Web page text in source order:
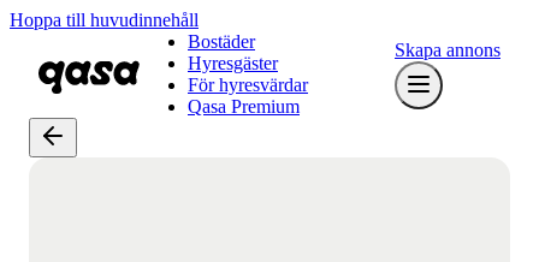
Hoppa till huvudinnehåll
Bostäder
Hyresgäster
För hyresvärdar
Qasa Premium
Skapa annons